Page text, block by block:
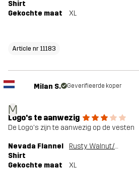
Shirt
Gekochte maat
XL
Article nr 11183
M
Milan S. Geverifieerde koper
Logo's te aanwezig
De Logo's zijn te aanwezig op de vesten
Nevada Flannel
Shirt
Rusty Walnut/Stormy Weather
Gekochte maat XL